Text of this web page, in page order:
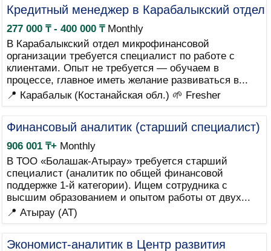
Кредитный менеджер в Карабалыкский отдел
277 000 ₸ - 400 000 ₸Monthly
В Карабалыкский отдел микрофинансовой
организации требуется специалист по работе с
клиентами. Опыт не требуется — обучаем в
процессе, главное иметь желание развиваться в...
📍 Карабалык (Костанайская обл.) 🌱 Fresher
Финансовый аналитик (старший специалист)
906 001 ₸+Monthly
В ТОО «Болашак-Атырау» требуется старший
специалист (аналитик по общей финансовой
поддержке 1-й категории). Ищем сотрудника с
высшим образованием и опытом работы от двух...
📍 Атырау (AT)
Экономист-аналитик в Центр развития